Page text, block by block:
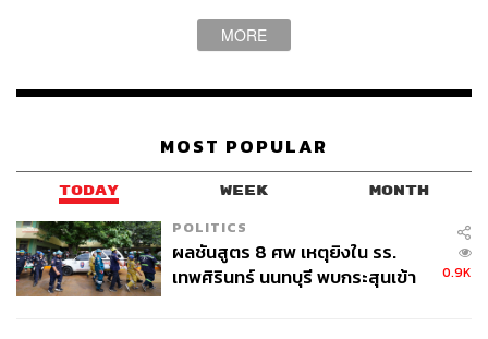
MORE
MOST POPULAR
TODAY WEEK MONTH
POLITICS
ผลชันสูตร 8 ศพ เหตุยิงใน รร.
เทพศิรินทร์ นนทบุรี พบกระสุนเข้า
0.9K